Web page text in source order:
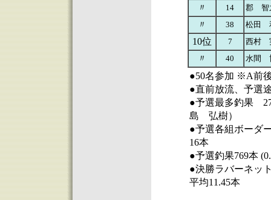
〃 14 郡 智
〃 38 松田
10位 7 西村
〃 40 水間
●50名参加 ※A前
●直前放流、予選
●予選最多釣果
島 弘樹）
●予選各組ボーダ
16本
●予選釣果769本
●決勝ラバーネッ
平均11.45本